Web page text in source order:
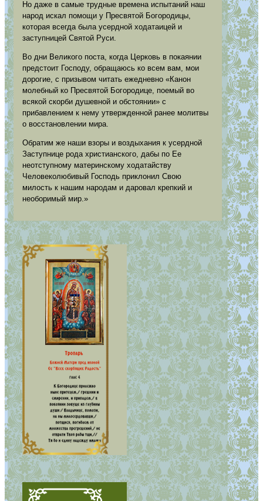
Но даже в самые трудные времена испытаний наш
народ искал помощи у Пресвятой Богородицы,
которая всегда была усердной ходатаицей и
заступницей Святой Руси.
Во дни Великого поста, когда Церковь в покаянии
предстоит Господу, обращаюсь ко всем вам, мои
дорогие, с призывом читать ежедневно «Канон
молебный ко Пресвятой Богородице, поемый во
всякой скорби душевной и обстоянии» с
прибавлением к нему утвержденной ранее молитвы
о восстановлении мира.
Обратим же наши взоры и воздыхания к усердной
Заступнице рода христианского, дабы по Ее
неотступному материнскому ходатайству
Человеколюбивый Господь приклонил Свою
милость к нашим народам и даровал крепкий и
необоримый мир.»